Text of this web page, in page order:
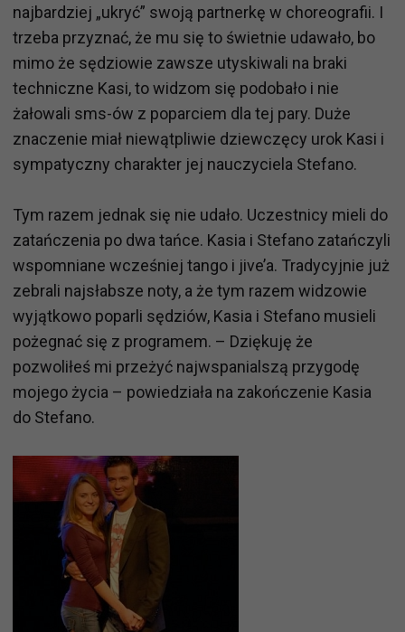
najbardziej „ukryć” swoją partnerkę w choreografii. I
trzeba przyznać, że mu się to świetnie udawało, bo
mimo że sędziowie zawsze utyskiwali na braki
techniczne Kasi, to widzom się podobało i nie
żałowali sms-ów z poparciem dla tej pary. Duże
znaczenie miał niewątpliwie dziewczęcy urok Kasi i
sympatyczny charakter jej nauczyciela Stefano.
Tym razem jednak się nie udało. Uczestnicy mieli do
zatańczenia po dwa tańce. Kasia i Stefano zatańczyli
wspomniane wcześniej tango i jive’a. Tradycyjnie już
zebrali najsłabsze noty, a że tym razem widzowie
wyjątkowo poparli sędziów, Kasia i Stefano musieli
pożegnać się z programem. – Dziękuję że
pozwoliłeś mi przeżyć najwspanialszą przygodę
mojego życia – powiedziała na zakończenie Kasia
do Stefano.